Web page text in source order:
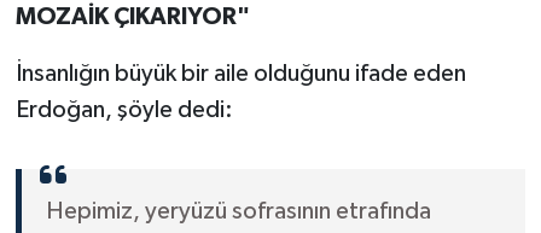
MOZAİK ÇIKARIYOR"
İnsanlığın büyük bir aile olduğunu ifade eden
Erdoğan, şöyle dedi:
Hepimiz, yeryüzü sofrasının etrafında